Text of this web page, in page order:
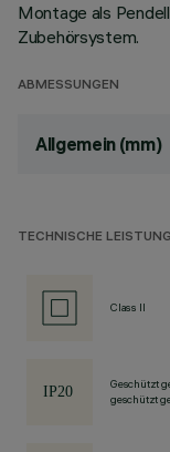
Montage als
Zubehörsystem.
ABMESSUNGEN
Allgemein (mm)
TECHNISCHE LEISTUNG
Class II
Geschützt
geschützt